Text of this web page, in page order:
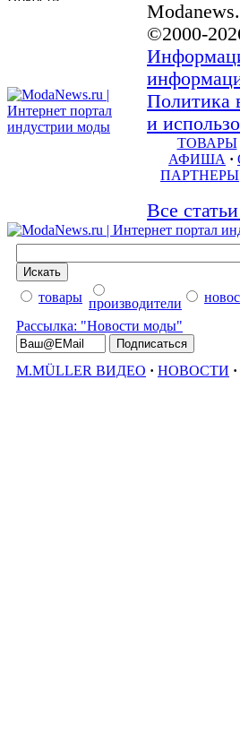
©2000-
Политика
и
ТОВАРЫ
АФИША ·
ПАРТНЕРЫ
Все
товары производители
Рассылка: "Новости моды"
M.MÜLLER ВИДЕО · НОВОСТИ ·